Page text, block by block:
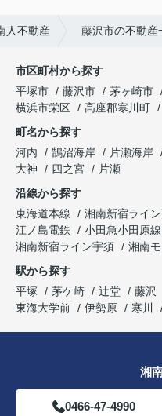
人不動産 藤沢市の不動産
市区町村から探す
平塚市
藤沢市 茅ヶ崎市
横浜市栄区
高座郡寒川町
町名から探す
河内
鵠沼海岸 片瀬海岸
大神
四之宮
片瀬
沿線から探す
東海道本線
湘南新宿ライ
江ノ島電鉄
小田急小田原線
湘南新宿ライン宇須
湘南
駅から探す
平塚
茅ケ崎 辻堂 藤沢
東海大学前
伊勢原 寒川
湘
0466-47-4990